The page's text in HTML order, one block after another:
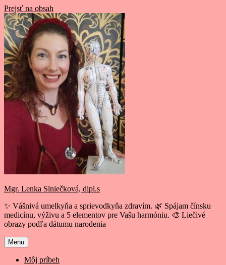
Prejsť na obsah
Mgr. Lenka Slniečková, dipl.s
✨ Vášnivá umelkyňa a sprievodkyňa zdravím. 🌿 Spájam čínsku
medicínu, výživu a 5 elementov pre Vašu harmóniu. 🎨 Liečivé
obrazy podľa dátumu narodenia
Menu
Môj príbeh